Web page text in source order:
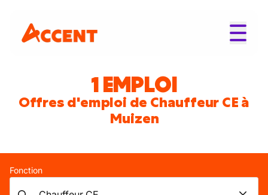
1 EMPLOI
Offres d'emploi de Chauffeur CE à
Muizen
Fonction